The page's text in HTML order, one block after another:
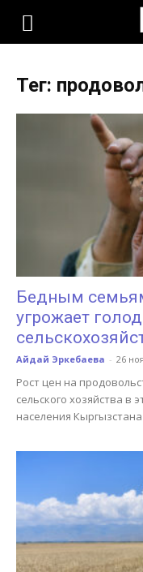
KLOOP.KG
Тег:
Бедным
угрожает
Айдай Эркебаева - 26
Рост цен на
сельского хозяйства в
населения